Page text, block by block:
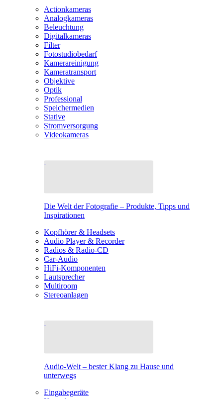
Actionkameras
Analogkameras
Beleuchtung
Digitalkameras
Filter
Fotostudiobedarf
Kamerareinigung
Kameratransport
Objektive
Optik
Professional
Speichermedien
Stative
Stromversorgung
Videokameras
Die Welt der Fotografie – Produkte, Tipps und
Inspirationen
Kopfhörer & Headsets
Audio Player & Recorder
Radios & Radio-CD
Car-Audio
HiFi-Komponenten
Lautsprecher
Multiroom
Stereoanlagen
Audio-Welt – bester Klang zu Hause und
unterwegs
Eingabegeräte